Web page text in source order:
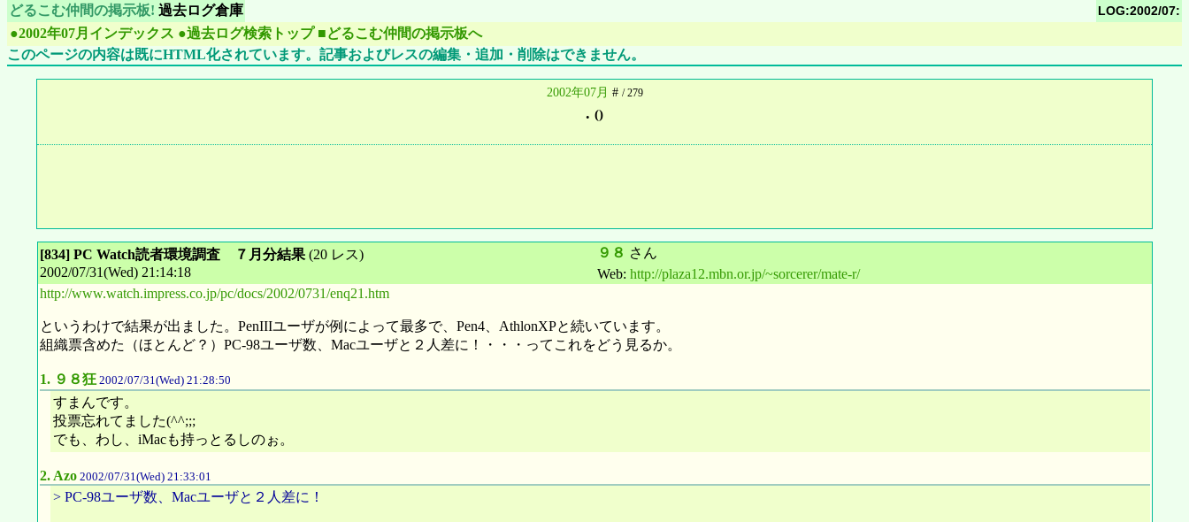
どるこむ仲間の掲示板! 過去ログ倉庫 LOG:2002/07:
●2002年07月インデックス ●過去ログ検索トップ ■どるこむ仲間の掲示板へ
このページの内容は既にHTML化されています。記事およびレスの編集・追加・削除はできません。
2002年07月 # / 279
. ()
[834] PC Watch読者環境調査 ７月分結果 (20 レス)
2002/07/31(Wed) 21:14:18
９８ さん
Web: http://plaza12.mbn.or.jp/~sorcerer/mate-r/
http://www.watch.impress.co.jp/pc/docs/2002/0731/enq21.htm
というわけで結果が出ました。PenIIIユーザが例によって最多で、Pen4、AthlonXPと続いています。
組織票含めた（ほとんど？）PC-98ユーザ数、Macユーザと２人差に！・・・ってこれをどう見るか。
1. ９８狂 2002/07/31(Wed) 21:28:50
すまんです。
投票忘れてました(^^;;;
でも、わし、iMacも持っとるしのぉ。
2. Azo 2002/07/31(Wed) 21:33:01
> PC-98ユーザ数、Macユーザと２人差に！